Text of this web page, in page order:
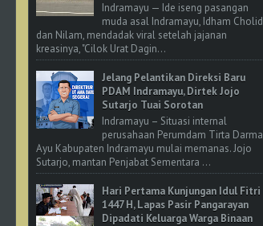
Indramayu — Ide iseng pasangan
muda asal Indramayu, Idham Cholid
dan Nilam, mendadak viral setelah jajanan
kreasinya, "Cilok Urat Dagin...
Jelang Pelantikan Direksi Baru
PDAM Indramayu, Dirtek Jojo
Sutarjo Tuai Sorotan
Indramayu – Situasi internal
perusahaan Perumdam Tirta Darma
Ayu Kabupaten Indramayu mulai memanas. Jojo
Sutarjo, mantan Penjabat Sementara ...
Hari Pertama Kunjungan Idul Fitri
1447 H, Lapas Pasir Pangarayan
Dipadati Keluarga Warga Binaan